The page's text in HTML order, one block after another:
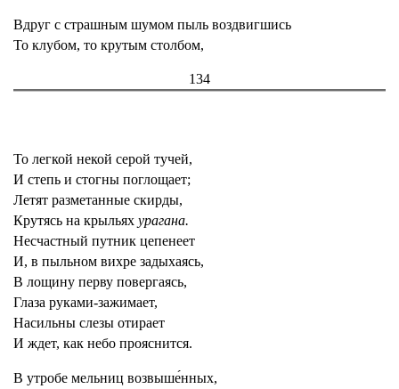
Вдруг с страшным шумом пыль воздвигшись
То клубом, то крутым столбом,
134
То легкой некой серой тучей,
И степь и стогны поглощает;
Летят разметанные скирды,
Крутясь на крыльях урагана.
Несчастный путник цепенеет
И, в пыльном вихре задыхаясь,
В лощину перву повергаясь,
Глаза руками-зажимает,
Насильны слезы отирает
И ждет, как небо прояснится.
В утробе мельниц возвыше́нных,